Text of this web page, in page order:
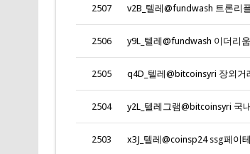
2507 v2B_텔레@fundwash 트론리
2506 y9L_텔레@fundwash 이더리
2505 q4D_텔레@bitcoinsyri 장외거
2504
2503 x3J_텔레@coinsp24 ssg페이